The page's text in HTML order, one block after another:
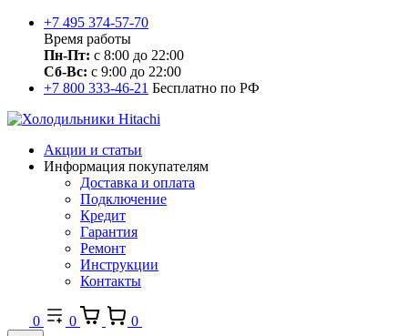
+7 495 374-57-70
Время работы
Пн-Пт: с 8:00 до 22:00
Сб-Вс: с 9:00 до 22:00
+7 800 333-46-21 Бесплатно по РФ
Акции и статьи
Информация покупателям
Доставка и оплата
Подключение
Кредит
Гарантия
Ремонт
Инструкции
Контакты
0 0 0